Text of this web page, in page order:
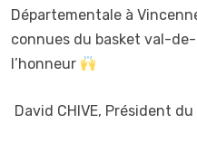
Départementale à
connues du basket val-
l’honneur
David CHIVE, Président